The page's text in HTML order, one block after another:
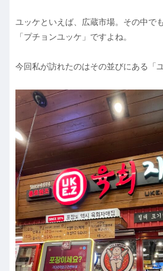
ユッケといえば、広蔵市場。その中で
「プチョンユッケ」ですよね。
今回私が訪れたのはその並びにある「